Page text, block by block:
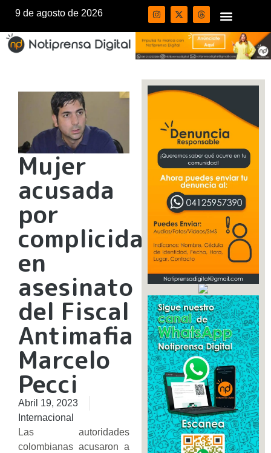
9 de agosto de 2026
Mujer
acusada
por
complicidad
en
asesinato
del Fiscal
Antimafia
Marcelo
Pecci
Abril 19, 2023
Internacional
Las autoridades
colombianas acusaron a